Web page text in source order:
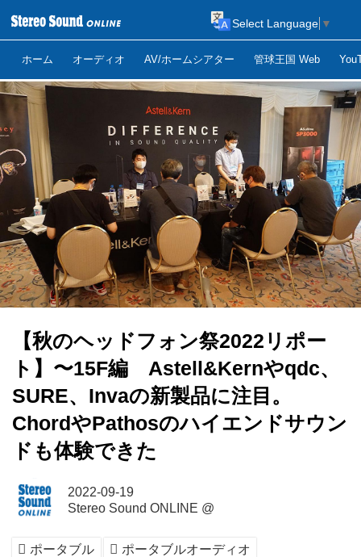
ホーム オーディオ AV/ホームシアター 管球王国 Web
Select Language ▼
【秋のヘッドフォン祭2022リポー
ト】〜15F編 Astell&Kernやqdc、
SURE、Invaの新製品に注目。
ChordやPathosのハイエンドサウン
ドも体験できた
2022-09-19
Stereo Sound ONLINE @
ポータブル
ポータブルオーディオ